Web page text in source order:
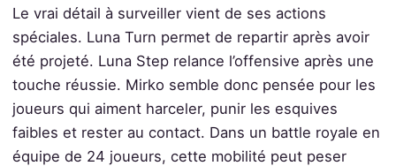
Le vrai détail à surveiller vient de ses actions
spéciales. Luna Turn permet de repartir après avoir
été projeté. Luna Step relance l’offensive après une
touche réussie. Mirko semble donc pensée pour les
joueurs qui aiment harceler, punir les esquives
faibles et rester au contact. Dans un battle royale en
équipe de 24 joueurs, cette mobilité peut peser